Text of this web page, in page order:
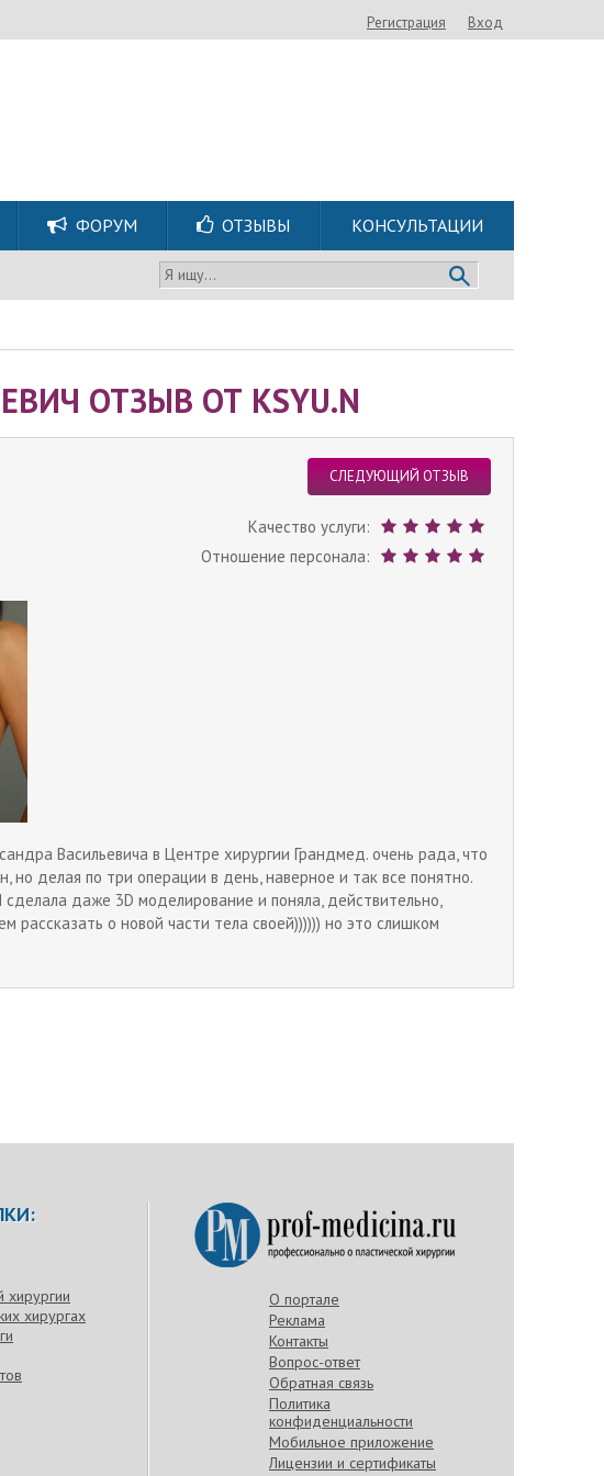
Регистрация Вход
ФОРУМ ОТЗЫВЫ КОНСУЛЬТАЦИИ
Я ищу...
ОТЗЫВ ОТ KSYU.N
СЛЕДУЮЩИЙ ОТЗЫВ
Качество услуги:
Отношение персонала:
Васильевича в Центре хирургии Грандмед. очень рада, что
но делая по три операции в день, наверное и так все понятно.
даже 3D моделирование и поняла, действительно,
рассказать о новой части тела своей)))))) но это слишком
хирургии
хирургах
О портале
Реклама
Контакты
Вопрос-ответ
Обратная связь
Политика
конфиденциальности
Мобильное приложение
Лицензии и сертификаты